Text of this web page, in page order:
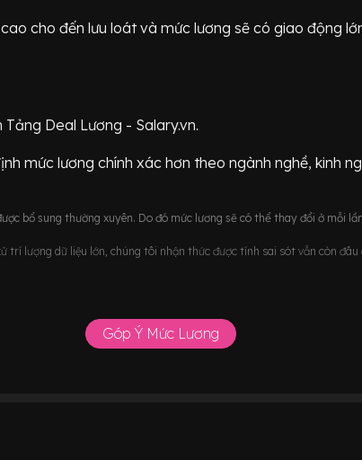
cao cho đến lưu loát và mức lương sẽ có giao động
Tảng Deal Lương - Salary.vn.
mức lương chính xác hơn theo ngành nghề, kinh
bổ sung thường xuyên. Do đó mức lương sẽ có thể thay đổi ở mỗi
trí lượng dữ liệu lớn, chúng tôi nhận thức được tính sai sót vẫn còn
Góp Ý Mức Lương